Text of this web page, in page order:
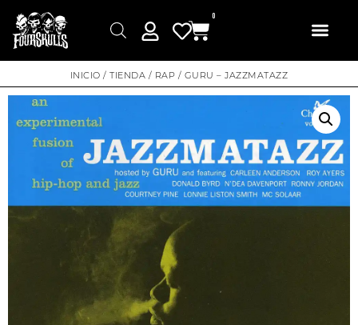
0
INICIO /TIENDA / RAP / GURU – JAZZMATAZZ